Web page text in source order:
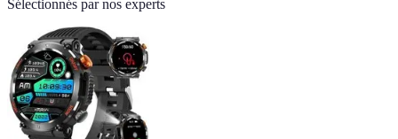
Sélectionnés par nos experts